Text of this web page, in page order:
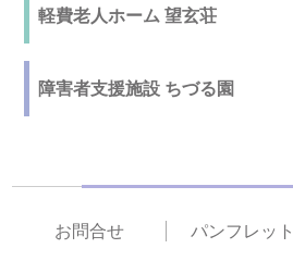
軽費老人ホーム 望玄荘
障害者支援施設 ちづる園
お問合せ パンフレット